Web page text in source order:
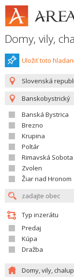
Domy, vily,
Uložiť toto
Slovenská
Banskobystrický
Banská Bystrica
Brezno
Krupina
Poltár
Rimavská Sobota
Zvolen
Žiar nad Hronom
Typ inzerátu
Predaj
Kúpa
Dražba
Domy, vily,